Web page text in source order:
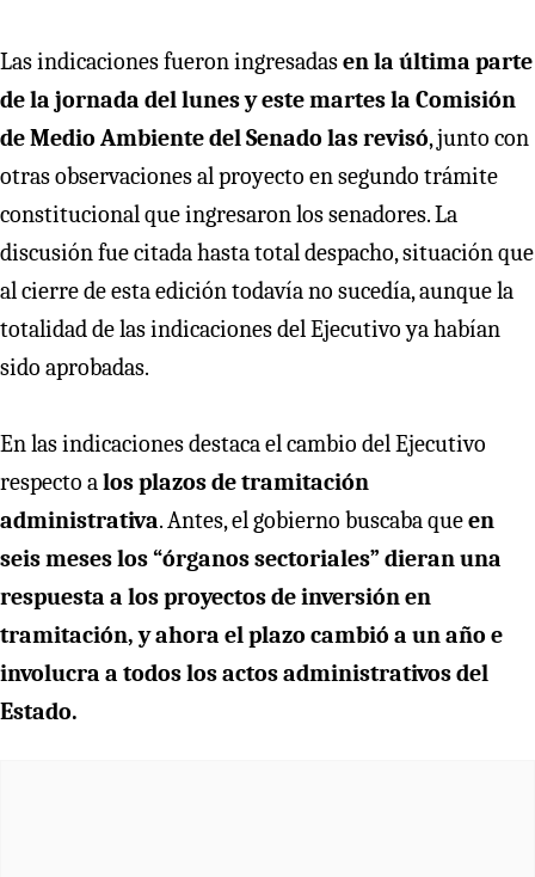
Las indicaciones fueron ingresadasen la última parte
de la jornada del lunes y este martes la Comisión
de Medio Ambiente del Senado las revisó, junto con
otras observaciones al proyecto en segundo trámite
constitucional que ingresaron los senadores. La
discusión fue citada hasta total despacho, situación que
al cierre de esta edición todavía no sucedía, aunque la
totalidad de las indicaciones del Ejecutivo ya habían
sido aprobadas.
En las indicaciones destaca el cambio del Ejecutivo
respecto alos plazos de tramitación
administrativa. Antes, el gobierno buscaba queen
seis meses los “órganos sectoriales” dieran una
respuesta a los proyectos de inversión en
tramitación, y ahora el plazo cambió a un año e
involucra a todos los actos administrativos del
Estado.